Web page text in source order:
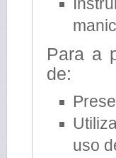
Para a
de:
uso